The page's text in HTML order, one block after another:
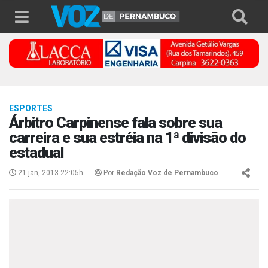
ESPORTES
Árbitro Carpinense fala sobre sua
carreira e sua estréia na 1ª divisão do
estadual
21 jan, 2013 22:05h Por Redação Voz de Pernambuco